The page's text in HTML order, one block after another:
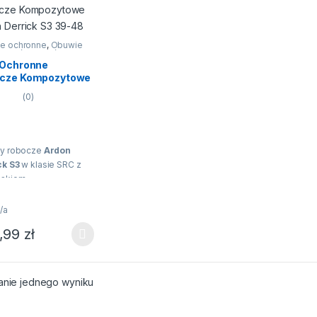
ochronne, Obuwie
Półbuty Półbuty
Kompozytowe
Derrick S3 39-48
(0)
robocze Ardon
S3w klasie SRC z
w
( nie są
Nowoczesna,
stylistyka.
a
złma wiele wariantów. Opcje można wybrać na stronie produktu
jednego wyniku